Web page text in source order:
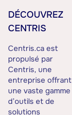
DÉCOUVREZ
CENTRIS
Centris.ca est
propulsé par
Centris, une
entreprise offrant
une vaste gamme
d’outils et de
solutions